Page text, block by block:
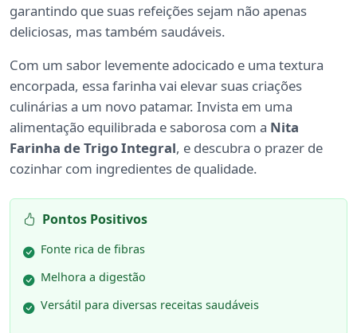
garantindo que suas refeições sejam não apenas
deliciosas, mas também saudáveis.
Com um sabor levemente adocicado e uma textura
encorpada, essa farinha vai elevar suas criações
culinárias a um novo patamar. Invista em uma
alimentação equilibrada e saborosa com a Nita
Farinha de Trigo Integral, e descubra o prazer de
cozinhar com ingredientes de qualidade.
Pontos Positivos
Fonte rica de fibras
Melhora a digestão
Versátil para diversas receitas saudáveis